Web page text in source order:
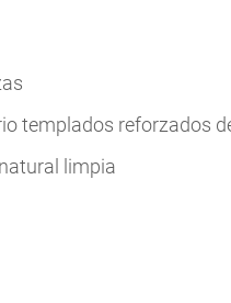
templados reforzados
limpia